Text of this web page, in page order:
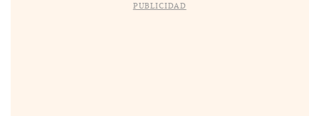
PUBLICIDAD